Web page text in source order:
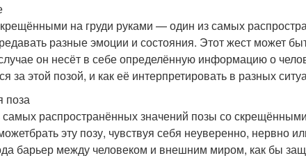
на груди руками — один из самых
разные эмоции и состояния. Этот жест может
он несёт в себе определённую информацию о
за этой позой, и как её интерпретировать в разных
поза
распространённых значений позы со
эту позу, чувствуя себя неуверенно, нервно
барьер между человеком и внешним миром, как бы